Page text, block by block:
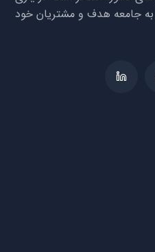
به جامعه هدف و مشتریان خود